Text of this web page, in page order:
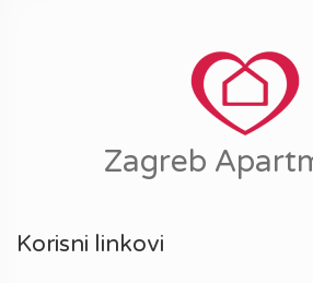
Zagreb
Korisni linkovi